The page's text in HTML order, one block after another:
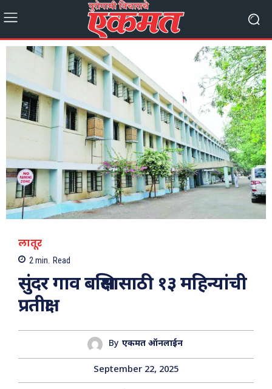
लातूर
2 min. Read
सुंदर गाव बक्षिसासाठी १३ महिन्यांची
प्रतीक्षा
By एकमत ऑनलाईन
September 22, 2025